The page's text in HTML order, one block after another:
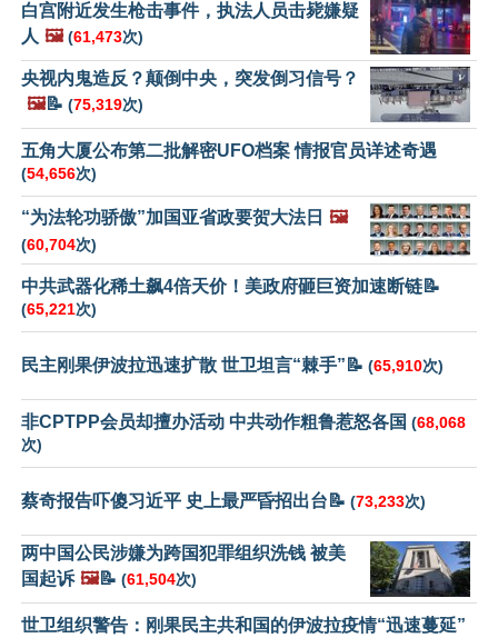
白宫附近发生枪击事件，执法人员击毙嫌疑
人 🖼️ (61,473次)
央视内鬼造反？颠倒中央，突发倒习信号？
🖼️📝 (75,319次)
五角大厦公布第二批解密UFO档案 情报官员详述奇遇
(54,656次)
“为法轮功骄傲”加国亚省政要贺大法日 🖼️
(60,704次)
中共武器化稀土飙4倍天价！美政府砸巨资加速断链📝
(65,221次)
民主刚果伊波拉迅速扩散 世卫坦言“棘手”📝 (65,910次)
非CPTPP会员却擅办活动 中共动作粗鲁惹怒各国 (68,068
次)
蔡奇报告吓傻习近平 史上最严昏招出台📝 (73,233次)
两中国公民涉嫌为跨国犯罪组织洗钱 被美
国起诉 🖼️📝 (61,504次)
世卫组织警告：刚果民主共和国的伊波拉疫情“迅速蔓延”